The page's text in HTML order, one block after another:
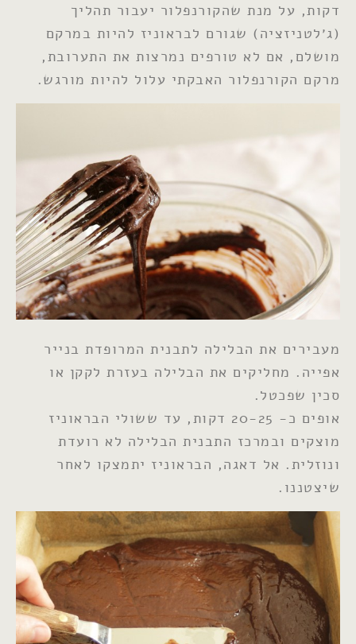
דקות, על מנת שהקורנפלור יעבור תהליך
(ג׳לטניזציה) שגורם לבראוניז להיות במרקם
מושלם, אם לא טורפים נמרצות את התערובת,
מרקם הקורנפלור האבקתי עלול להיות מורגש.
מעבירים את הבלילה לתבנית המרופדת בנייר
אפייה. מחליקים את הבלילה בעזרת לקקן או
סכין שפכטל.
אופים כ- 20-25 דקות, עד ששולי הבראוניז
מוצקים ובמרכז התבנית הבלילה לא רועדת
ונוזלית. אל דאגה, הבראוניז יתמצקו לאחר
שיצטננו.